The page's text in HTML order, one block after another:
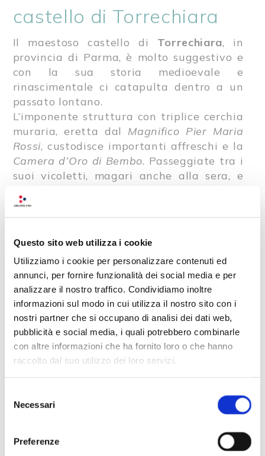
Questo sito web utilizza i cookie
Utilizziamo i cookie per personalizzare contenuti ed
annunci, per fornire funzionalità dei social media e per
analizzare il nostro traffico. Condividiamo inoltre
informazioni sul modo in cui utilizza il nostro sito con i
nostri partner che si occupano di analisi dei dati web,
pubblicità e social media, i quali potrebbero combinarle
con altre informazioni che ha fornito loro o che hanno
raccolto dal suo utilizzo dei loro servizi.
delNecessari
Preferenze
castello di Torrechiara
Il maestoso castello di Torrechiara, in
provincia di Parma, è molto suggestivo e
con la sua storia medioevale e
rinascimentale ci catapulta dentro a un
passato lontano.
L’imponente struttura con triplice cerchia
muraria, eretta dal Magnifico Pier Maria
Rossi, custodisce importanti affreschi e la
Camera d’Oro di Bembo. Passeggiate tra i
suoi vicoletti, magari anche alla sera, e
favola!
VIGOLENO (PC):
Vigolenosi trova nel comune diVernasca
in provincia di Piacenza. In questa
località sorge proprio l’omonimo
medioevale castello che fa parte dei
borghi più belli d’Italia! Saliti tra le
stradine del paesino ed arrivate nel vero
e proprio castello, dove troverete la vista
potrete ammirare lungo il camminamento
In questo suggestivo scenario, sentendosi
come dei cortigiani, i baci al vostro